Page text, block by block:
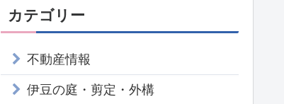
カテゴリー
不動産情報
伊豆の庭・剪定・外構